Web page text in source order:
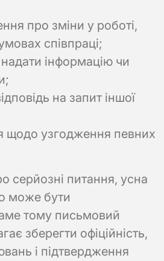
про зміни у роботі,
співпраці;
інформацію чи
на запит іншої
щодо узгодження певних
серйозні питання, усна
може бути
тому письмовий
зберегти офіційність,
і підтвердження